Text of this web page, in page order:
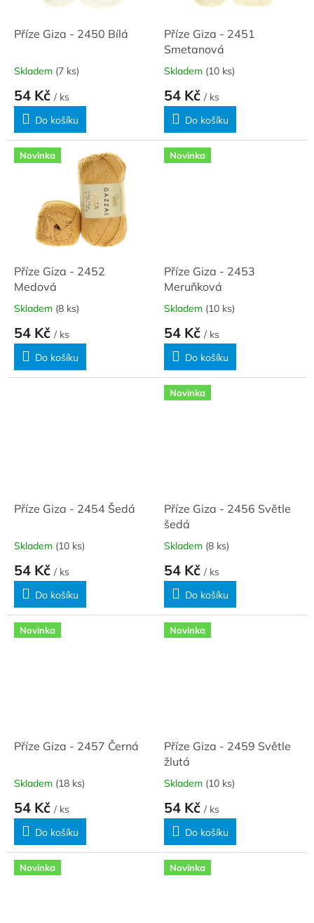
Příze Giza - 2450 Bílá
Skladem (7 ks)
54 Kč / ks
Do košíku
Příze Giza - 2451
Smetanová
Skladem (10 ks)
54 Kč / ks
Do košíku
Novinka
Příze Giza - 2452
Medová
Skladem (8 ks)
54 Kč / ks
Do košíku
Novinka
Příze Giza - 2453
Meruňková
Skladem (10 ks)
54 Kč / ks
Do košíku
Příze Giza - 2454 Šedá
Skladem (10 ks)
54 Kč / ks
Do košíku
Novinka
Příze Giza - 2456 Světle
šedá
Skladem (8 ks)
54 Kč / ks
Do košíku
Novinka
Příze Giza - 2457 Černá
Skladem (18 ks)
54 Kč / ks
Do košíku
Novinka
Příze Giza - 2459 Světle
žlutá
Skladem (10 ks)
54 Kč / ks
Do košíku
Novinka Novinka